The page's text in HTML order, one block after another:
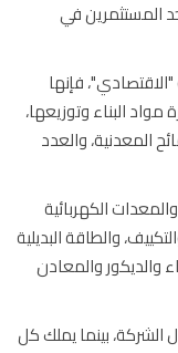
في
فإنها
وتوزيعها،
والعدد
الكهربائية
والطاقة البديلية
والمعادن
من رأسمال الشركة، بينما يملك كل